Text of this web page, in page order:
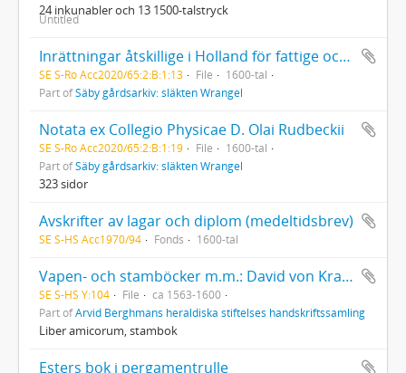
24 inkunabler och 13 1500-talstryck
Untitled
Inrättningar åtskillige i Holland för fattige och sjuke jemte Ius Publicum Amsterdamense
SE S-Ro Acc2020/65:2:B:1:13 File
1600-tal
Part ofSäby gårdsarkiv: släkten Wrangel
Notata ex Collegio Physicae D. Olai Rudbeckii
SE S-Ro Acc2020/65:2:B:1:19 File
1600-tal
Part ofSäby gårdsarkiv: släkten Wrangel
323 sidor
Avskrifter av lagar och diplom (medeltidsbrev)
SE S-HS Acc1970/94 Fonds 1600-tal
Vapen- och stamböcker m.m.: David von Krackau
SE S-HS Y:104 File
ca 1563-1600
Part ofArvid Berghmans heraldiska stiftelses handskriftssamling
Liber amicorum, stambok
Esters bok i pergamentrulle